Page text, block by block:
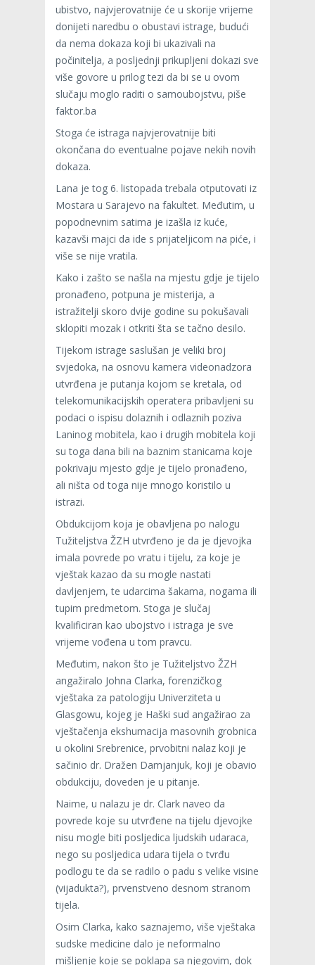
ubistvo, najvjerovatnije će u skorije vrijeme
donijeti naredbu o obustavi istrage, budući
da nema dokaza koji bi ukazivali na
počinitelja, a posljednji prikupljeni dokazi sve
više govore u prilog tezi da bi se u ovom
slučaju moglo raditi o samoubojstvu, piše
faktor.ba
Stoga će istraga najvjerovatnije biti
okončana do eventualne pojave nekih novih
dokaza.
Lana je tog 6. listopada trebala otputovati iz
Mostara u Sarajevo na fakultet. Međutim, u
popodnevnim satima je izašla iz kuće,
kazavši majci da ide s prijateljicom na piće, i
više se nije vratila.
Kako i zašto se našla na mjestu gdje je tijelo
pronađeno, potpuna je misterija, a
istražitelji skoro dvije godine su pokušavali
sklopiti mozak i otkriti šta se tačno desilo.
Tijekom istrage saslušan je veliki broj
svjedoka, na osnovu kamera videonadzora
utvrđena je putanja kojom se kretala, od
telekomunikacijskih operatera pribavljeni su
podaci o ispisu dolaznih i odlaznih poziva
Laninog mobitela, kao i drugih mobitela koji
su toga dana bili na baznim stanicama koje
pokrivaju mjesto gdje je tijelo pronađeno,
ali ništa od toga nije mnogo koristilo u
istrazi.
Obdukcijom koja je obavljena po nalogu
Tužiteljstva ŽZH utvrđeno je da je djevojka
imala povrede po vratu i tijelu, za koje je
vještak kazao da su mogle nastati
davljenjem, te udarcima šakama, nogama ili
tupim predmetom. Stoga je slučaj
kvalificiran kao ubojstvo i istraga je sve
vrijeme vođena u tom pravcu.
Međutim, nakon što je Tužiteljstvo ŽZH
angažiralo Johna Clarka, forenzičkog
vještaka za patologiju Univerziteta u
Glasgowu, kojeg je Haški sud angažirao za
vještačenja ekshumacija masovnih grobnica
u okolini Srebrenice, prvobitni nalaz koji je
sačinio dr. Dražen Damjanjuk, koji je obavio
obdukciju, doveden je u pitanje.
Naime, u nalazu je dr. Clark naveo da
povrede koje su utvrđene na tijelu djevojke
nisu mogle biti posljedica ljudskih udaraca,
nego su posljedica udara tijela o tvrđu
podlogu te da se radilo o padu s velike visine
(vijadukta?), prvenstveno desnom stranom
tijela.
Osim Clarka, kako saznajemo, više vještaka
sudske medicine dalo je neformalno
mišljenje koje se poklapa sa njegovim, dok